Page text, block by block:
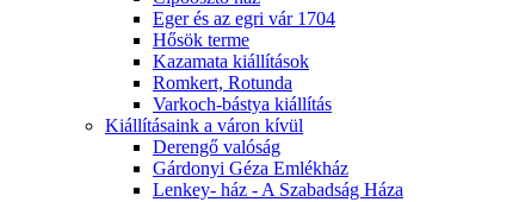
Eger és az egri vár 1704
Hősök terme
Kazamata kiállítások
Romkert, Rotunda
Varkoch-bástya kiállítás
Kiállításaink a váron kívül
Derengő valóság
Gárdonyi Géza Emlékház
Lenkey- ház - A Szabadság Háza